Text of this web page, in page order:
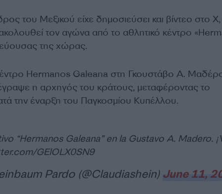
του Μεξικού είχε δημοσιεύσει και βίντεο στο
τον αγώνα από το αθλητικό κέντρο
της χώρας.
Hermanos Galeana στη Γκουστάβο Α.
η αρχηγός του κράτους, μεταφέροντας το
την έναρξη του Παγκοσμίου Κυπέλλου.
“Hermanos Galeana” en la Gustavo A. Madero.
GElOLX0SN9
Pardo (@Claudiashein) June 11,